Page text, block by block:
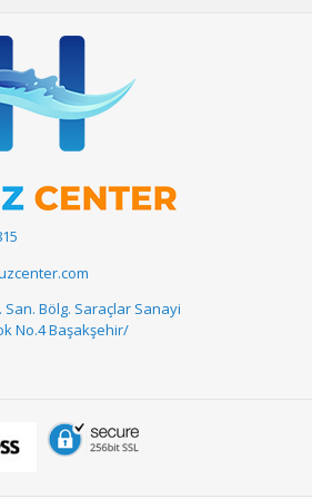
San. Bölg. Saraçlar Sanayi
No.4 Başakşehir/